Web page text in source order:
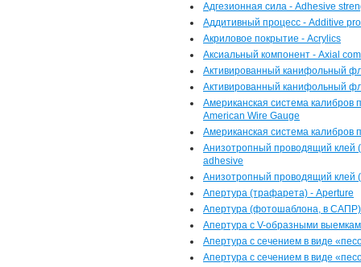
Адгезионная сила - Adhesive
Аддитивный процесс - Additive
Акриловое покрытие - Acrylics
Аксиальный компонент - Axial
Активированный канифольный
Активированный канифольный
Американская система калибров
American Wire Gauge
Американская система калибров
Анизотропный проводящий клей
adhesive
Анизотропный проводящий клей
Апертура (трафарета) - Aperture
Апертура (фотошаблона, в
Апертура с V-образными
Апертура с сечением в виде
Апертура с сечением в виде